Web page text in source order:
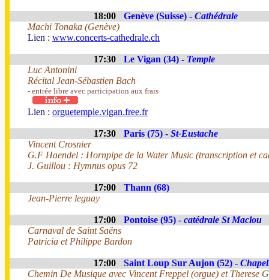
18:00 Genève (Suisse) - Cathédrale
Machi Tonaka (Genève)
Lien : www.concerts-cathedrale.ch
17:30 Le Vigan (34) - Temple
Luc Antonini
Récital Jean-Sébastien Bach
- entrée libre avec participation aux frais
Lien : orguetemple.vigan.free.fr
17:30 Paris (75) - St-Eustache
Vincent Crosnier
G.F Haendel : Hornpipe de la Water Music (transcription et
J. Guillou : Hymnus opus 72
17:00
Thann (68)
Jean-Pierre leguay
17:00 Pontoise (95) - catédrale St Maclou
Carnaval de Saint Saëns
Patricia et Philippe Bardon
17:00 Saint Loup Sur Aujon (52) -
Chemin De Musique avec Vincent Freppel (orgue) et Therese